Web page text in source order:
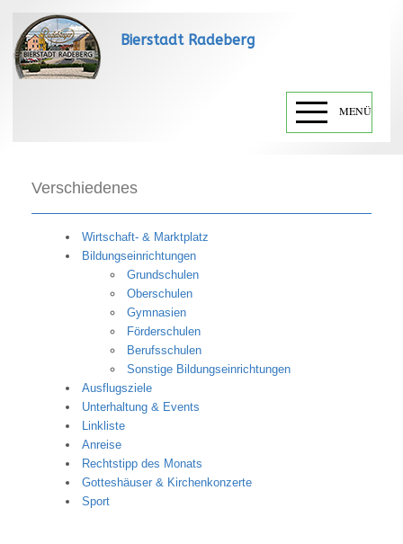
Bierstadt Radeberg
MENÜ
Verschiedenes
Wirtschaft- & Marktplatz
Bildungseinrichtungen
Grundschulen
Oberschulen
Gymnasien
Förderschulen
Berufsschulen
Sonstige Bildungseinrichtungen
Ausflugsziele
Unterhaltung & Events
Linkliste
Anreise
Rechtstipp des Monats
Gotteshäuser & Kirchenkonzerte
Sport